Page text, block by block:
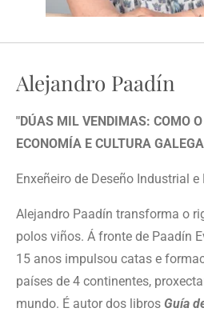
Alejandro Paadín
"DÚAS MIL VENDIMAS: COMO
ECONOMÍA E CULTURA
Enxeñeiro de Deseño Industrial e
Alejandro Paadín transforma o
polos viños. Á fronte de Paadín
15 anos impulsou catas e
países de 4 continentes,
mundo. É autor dos libros Guía